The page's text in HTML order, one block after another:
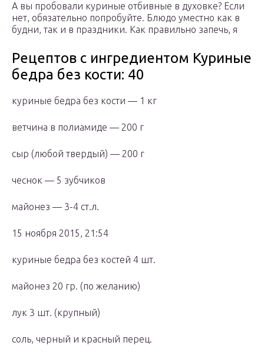
А вы пробовали куриные отбивные в духовке? Если
нет, обязательно попробуйте. Блюдо уместно как в
будни, так и в праздники. Как правильно запечь, я
Рецептов с ингредиентом Куриные
бедра без кости: 40
куриные бедра без кости — 1 кг
ветчина в полиамиде — 200 г
сыр (любой твердый) — 200 г
чеснок — 5 зубчиков
майонез — 3-4 ст.л.
15 ноября 2015, 21:54
куриные бедра без костей 4 шт.
майонез 20 гр. (по желанию)
лук 3 шт. (крупный)
соль, черный и красный перец.